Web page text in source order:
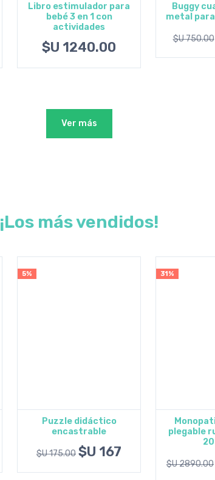
Agregar al carrito
Libro estimulador para
bebé 3 en 1 con
actividades
$U 1240.00
Ver
Buggy
metal
$U 750.00
Ver más
¡Los más vendidos!
5%
Agregar al carrito
Puzzle didáctico
encastrable
$U 175.00 $U 167
31%
Ver
plegable
$U 2890.00